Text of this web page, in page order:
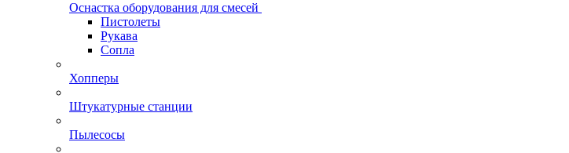
Оснастка оборудования для смесей
Пистолеты
Рукава
Сопла
Хопперы
Штукатурные станции
Пылесосы